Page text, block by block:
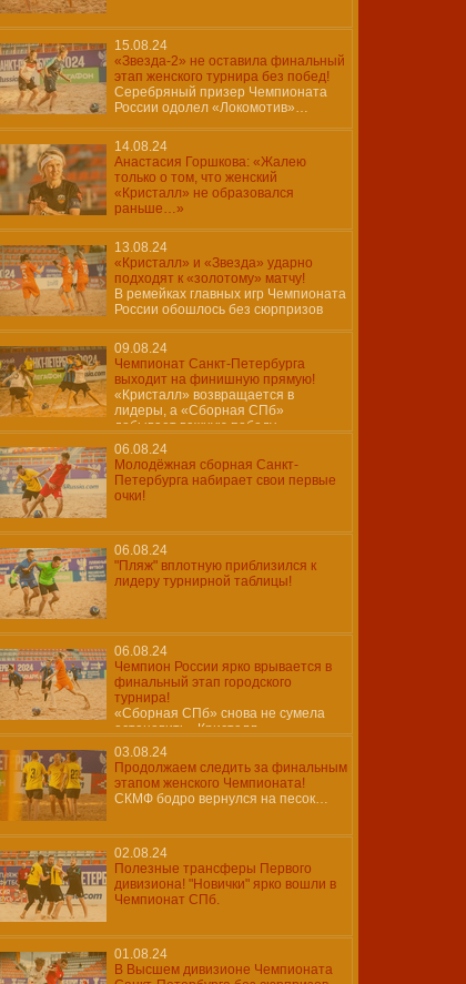
15.08.24
«Звезда-2» не оставила финальный
этап женского турнира без побед!
Серебряный призер Чемпионата
России одолел «Локомотив»…
14.08.24
Анастасия Горшкова: «Жалею
только о том, что женский
«Кристалл» не образовался
раньше…»
13.08.24
«Кристалл» и «Звезда» ударно
подходят к «золотому» матчу!
В ремейках главных игр Чемпионата
России обошлось без сюрпризов
09.08.24
Чемпионат Санкт-Петербурга
выходит на финишную прямую!
«Кристалл» возвращается в
лидеры, а «Сборная СПб»
добывает важную победу…
06.08.24
Молодёжная сборная Санкт-
Петербурга набирает свои первые
очки!
06.08.24
"Пляж" вплотную приблизился к
лидеру турнирной таблицы!
06.08.24
Чемпион России ярко врывается в
финальный этап городского
турнира!
«Сборная СПб» снова не сумела
остановить «Кристалл»…
03.08.24
Продолжаем следить за финальным
этапом женского Чемпионата!
СКМФ бодро вернулся на песок…
02.08.24
Полезные трансферы Первого
дивизиона! "Новички" ярко вошли в
Чемпионат СПб.
01.08.24
В Высшем дивизионе Чемпионата